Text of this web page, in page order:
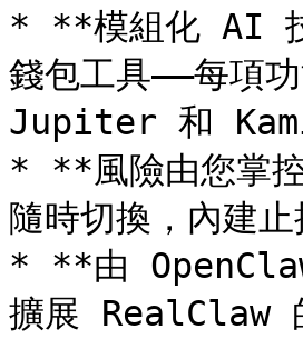
* **模組化 AI 技
錢包工具——每項
Jupiter 和
* **風險由您掌
隨時切換，內建
* **由
擴展 RealClaw